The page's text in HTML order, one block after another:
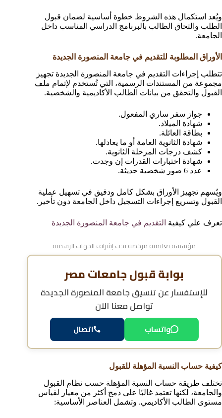
ويُعد استكمال هذه الشروط خطوة أساسية لضمان قبول
الطلب والتحاق الطالب بالبرنامج الدراسي المناسب داخل
الجامعة.
الأوراق المطلوبة للتقديم في جامعة المنصورة الجديدة
تتطلب إجراءات التقديم في جامعة المنصورة الجديدة تجهيز
مجموعة من المستندات الرسمية، التي تُستخدم لإتمام ملف
القبول والتحقق من بيانات الطالب الأكاديمية والشخصية.
جواز سفر ساري المفعول.
شهادة الميلاد.
بطاقة العائلة.
شهادة الثانوية العامة أو ما يعادلها.
كشف درجات المرحلة الثانوية.
شهادة اختبارات القدرات إن وجدت.
عدد 6 صور شخصية حديثة.
ويُسهم تجهيز الأوراق بشكل كامل ودقيق في تسهيل عملية
القبول وتسريع إجراءات التسجيل داخل الجامعة دون تأخير.
تعرف علي كيفية التقديم في جامعة المنصورة الجديدة
مؤسسة تعليمية مرخصة تحت إشراف الجهات الرسمية
بوابة قبول جامعات مصر
للإستفسار عنتنسيق جامعة المنصورة الجديدة
تواصل معنا الآن
واتساب اتصال
كيفية حساب النسبة المؤهلة للقبول
تختلف طريقة حساب النسبة المؤهلة حسب نظام القبول
والجامعة، لكنها تعتمد غالبًا على دمج أكثر من معيار لقياس
مستوى الطالب الأكاديمي. وتشمل العناصر الأساسية: